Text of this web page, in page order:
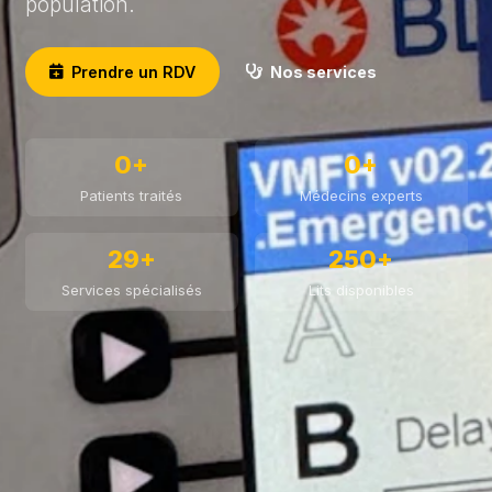
Prendre un RDV Nos services
0+
Patients traités
0+
Médecins experts
29+
Services spécialisés
250+
Lits disponibles